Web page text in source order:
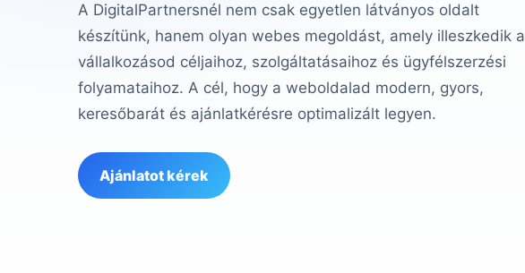
A DigitalPartnersnél nem csak egyetlen látványos oldalt
készítünk, hanem olyan webes megoldást, amely illeszkedik a
vállalkozásod céljaihoz, szolgáltatásaihoz és ügyfélszerzési
folyamataihoz. A cél, hogy a weboldalad modern, gyors,
keresőbarát és ajánlatkérésre optimalizált legyen.
Ajánlatot kérek